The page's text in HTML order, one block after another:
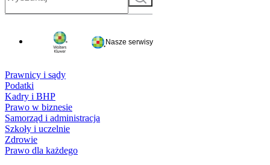
Nasze serwisy
Prawnicy i sądy
Podatki
Kadry i BHP
Prawo w biznesie
Samorząd i administracja
Szkoły i uczelnie
Zdrowie
Prawo dla każdego